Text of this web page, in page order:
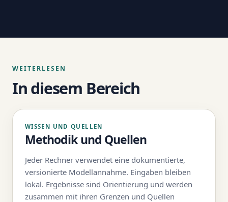
WEITERLESEN
In diesem Bereich
WISSEN UND QUELLEN
Methodik und Quellen
Jeder Rechner verwendet eine dokumentierte,
versionierte Modellannahme. Eingaben bleiben
lokal. Ergebnisse sind Orientierung und werden
zusammen mit ihren Grenzen und Quellen